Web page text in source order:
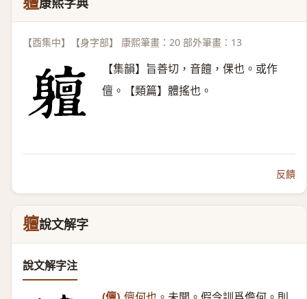
【酉集中】【身字部】 康熙筆畫：20 部外筆畫：13
【集韻】旨善切，音饘，倮也。或作
儃。【類篇】體搖也。
反饋
䡀說文解字
說文解字注